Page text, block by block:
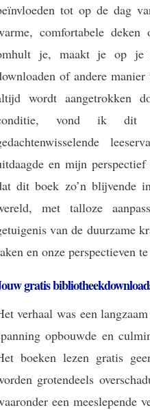
tot op de dag
comfortabele
je, maakt je op je
of andere
wordt aangetrokken
vond ik dit
en mijn
dit boek zo’n blijvende
met talloze
van de duurzame
en onze perspectieven
gratis
verhaal was een
opbouwde en
boeken lezen gratis
grotendeels
een meeslepende